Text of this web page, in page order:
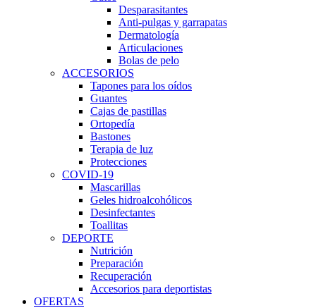
Desparasitantes
Anti-pulgas y garrapatas
Dermatología
Articulaciones
Bolas de pelo
ACCESORIOS
Tapones para los oídos
Guantes
Cajas de pastillas
Ortopedía
Bastones
Terapia de luz
Protecciones
COVID-19
Mascarillas
Geles hidroalcohólicos
Desinfectantes
Toallitas
DEPORTE
Nutrición
Preparación
Recuperación
Accesorios para deportistas
OFERTAS